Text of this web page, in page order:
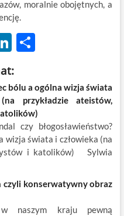
moralnie obojętnych, a
Li
k
e
dI
n
S
ar
e
bólu a ogólna wizja świata
przykładzie ateistów,
czy błogosławieństwo?
wizja świata i człowieka (na
i katolików) Sylwia
czyli konserwatywny obraz
w naszym kraju pewną